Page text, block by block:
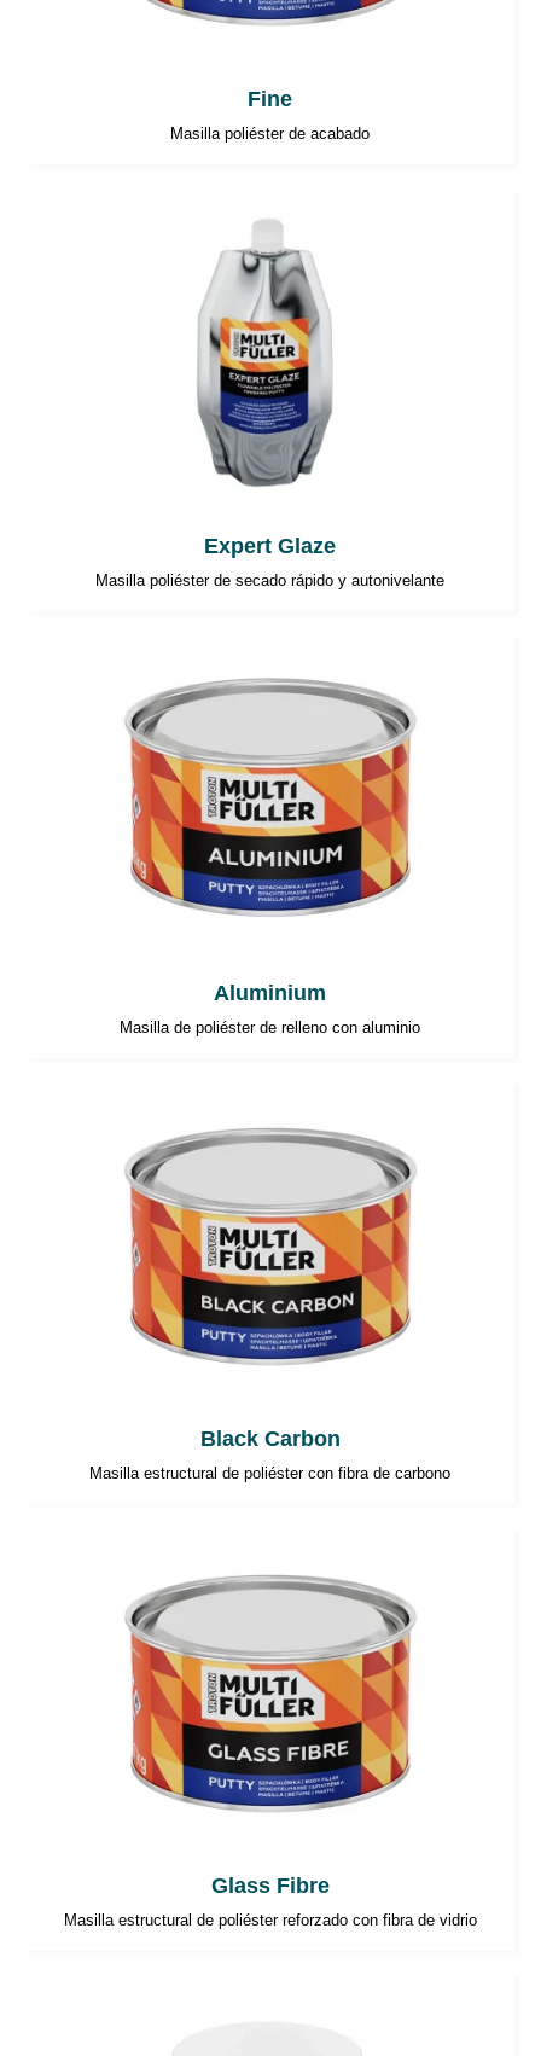
Fine
Masilla poliéster de acabado
Expert Glaze
Masilla poliéster de secado rápido y autonivelante
Aluminium
Masilla de poliéster de relleno con aluminio
Black Carbon
Masilla estructural de poliéster con fibra de carbono
Glass Fibre
Masilla estructural de poliéster reforzado con fibra de vidrio